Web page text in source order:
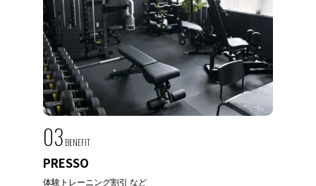
03 BENEFIT
PRESSO
体験トレーニング割引 など